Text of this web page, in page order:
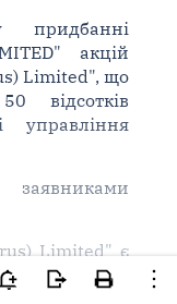
придбанні
акцій
Limited", що
відсотків
Limited" є
здійснює